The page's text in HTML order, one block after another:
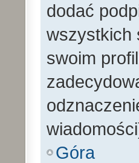
dodać
wszystkich
swoim
Góra